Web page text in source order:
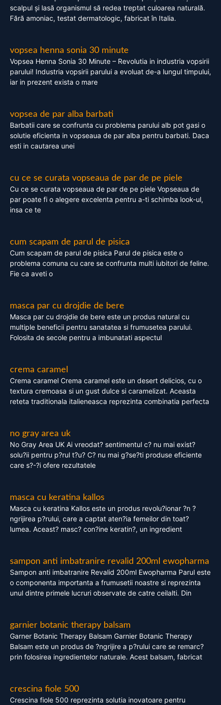
scalpul și lasă organismul să redea treptat culoarea naturală.
Fără amoniac, testat dermatologic, fabricat în Italia.
vopsea henna sonia 30 minute
Vopsea Henna Sonia 30 Minute – Revolutia in industria vopsirii
parului! Industria vopsirii parului a evoluat de-a lungul timpului,
iar in prezent exista o mare
vopsea de par alba barbati
Barbatii care se confrunta cu problema parului alb pot gasi o
solutie eficienta in vopseaua de par alba pentru barbati. Daca
esti in cautarea unei
cu ce se curata vopseaua de par de pe piele
Cu ce se curata vopseaua de par de pe piele Vopseaua de
par poate fi o alegere excelenta pentru a-ti schimba look-ul,
insa ce te
cum scapam de parul de pisica
Cum scapam de parul de pisica Parul de pisica este o
problema comuna cu care se confrunta multi iubitori de feline.
Fie ca aveti o
masca par cu drojdie de bere
Masca par cu drojdie de bere este un produs natural cu
multiple beneficii pentru sanatatea si frumusetea parului.
Folosita de secole pentru a imbunatati aspectul
crema caramel
Crema caramel Crema caramel este un desert delicios, cu o
textura cremoasa si un gust dulce si caramelizat. Aceasta
reteta traditionala italieneasca reprezinta combinatia perfecta
no gray area uk
No Gray Area UK Ai vreodat? sentimentul c? nu mai exist?
solu?ii pentru p?rul t?u? C? nu mai g?se?ti produse eficiente
care s?-?i ofere rezultatele
masca cu keratina kallos
Masca cu keratina Kallos este un produs revolu?ionar ?n ?
ngrijirea p?rului, care a captat aten?ia femeilor din toat?
lumea. Aceast? masc? con?ine keratin?, un ingredient
sampon anti imbatranire revalid 200ml ewopharma
Sampon anti imbatranire Revalid 200ml Ewopharma Parul este
o componenta importanta a frumusetii noastre si reprezinta
unul dintre primele lucruri observate de catre ceilalti. Din
garnier botanic therapy balsam
Garner Botanic Therapy Balsam Garnier Botanic Therapy
Balsam este un produs de ?ngrijire a p?rului care se remarc?
prin folosirea ingredientelor naturale. Acest balsam, fabricat
crescina fiole 500
Crescina fiole 500 reprezinta solutia inovatoare pentru